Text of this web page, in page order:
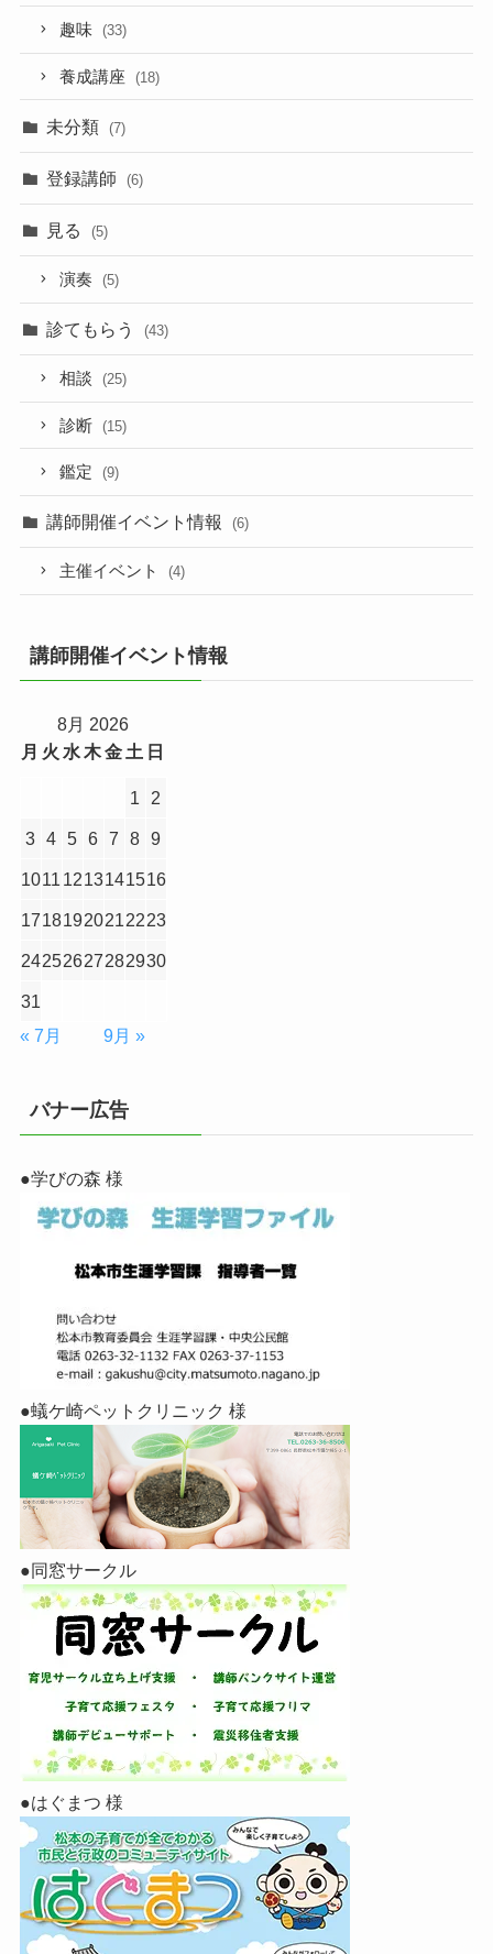
趣味 (33)
養成講座 (18)
未分類 (7)
登録講師 (6)
見る (5)
演奏 (5)
診てもらう (43)
相談 (25)
診断 (15)
鑑定 (9)
講師開催イベント情報 (6)
主催イベント (4)
講師開催イベント情報
8月 2026
月 火 水木金 土 日
1 2
3 4 5 6 7 8 9
1011 1213141516
17181920212223
24252627282930
31
« 7月
9月 »
バナー広告
●学びの森 様
●蟻ケ崎ペットクリニック 様
●同窓サークル
●はぐまつ 様